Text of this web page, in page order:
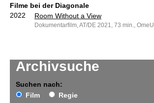
Archivsuche
Suchen nach:
Film
Regie
Filme bei der Diagonale
2022
Room Without a View
Dokumentarfilm, AT/DE 2021, 73 min., OmeU